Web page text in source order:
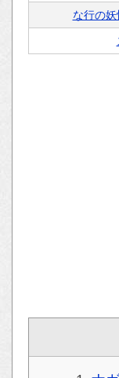
な行の妖